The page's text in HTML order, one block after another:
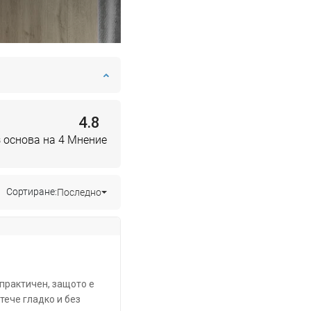
4.8
на 4 Мнение
Сортиране:Последно
защото е
гладко и без